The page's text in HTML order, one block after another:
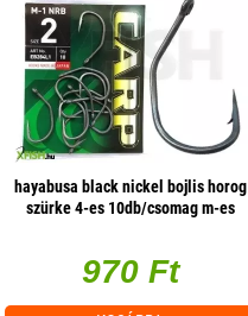
hayabusa black nickel bojlis horog
szürke 4-es 10db/csomag m-es
970 Ft